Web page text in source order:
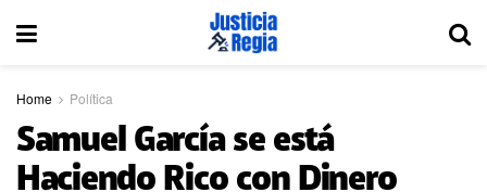
Home Política
Samuel García se está
Haciendo Rico con Dinero